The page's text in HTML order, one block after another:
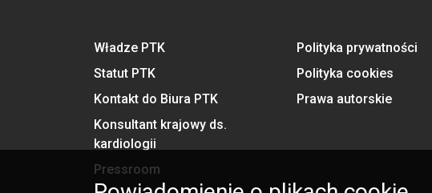
Władze PTK
Statut PTK
Kontakt do Biura PTK
Konsultant krajowy ds.
kardiologii
Pressroom
Polityka prywatności
Polityka cookies
Prawa autorskie